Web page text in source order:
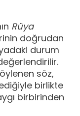
Rüya
doğrudan
durum
söz,
birlikte
birbirinden